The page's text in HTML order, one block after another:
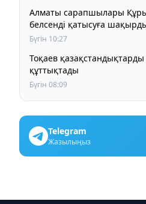
Алматы сарапшылары
белсенді қатысуға
Бүгін 10:27
Тоқаев
құттықтады
Бүгін 08:09
Telegram
Жазылыңыз